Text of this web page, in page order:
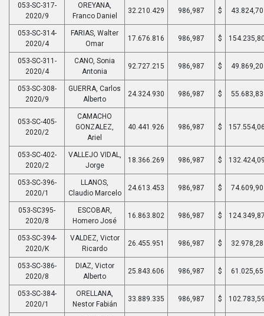
053-SC-317-
2020/9
OREYANA,
Franco Daniel
32.210.429 986,987 $ 43.824,70
053-SC-314-
2020/4
FARIAS, Walter
Omar
17.676.816 986,987 $
053-SC-311-
2020/4
CANO, Sonia
Antonia
92.727.215 986,987 $ 49.869,20
053-SC-308-
2020/9
GUERRA, Carlos
Alberto
24.324.930 986,987 $ 55.683,83
053-SC-405-
2020/2
CAMACHO
GONZALEZ,
Ariel
40.441.926 986,987 $
053-SC-402-
2020/2
VALLEJO VIDAL,
Jorge
18.366.269 986,987 $
053-SC-396-
2020/1
LLANOS,
Claudio Marcelo
24.613.453 986,987 $ 74.609,90
053-SC395-
2020/8
ESCOBAR,
Homero José
16.863.802 986,987 $
053-SC-394-
2020/K
VALDEZ, Victor
Ricardo
26.455.951 986,987 $ 32.978,28
053-SC-386-
2020/8
DIAZ, Victor
Alberto
25.843.606 986,987 $ 61.025,65
053-SC-384-
2020/1
ORELLANA,
Nestor Fabián
33.889.335 986,987 $